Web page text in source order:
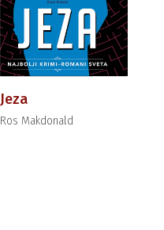
Jeza
Ros Makdonald